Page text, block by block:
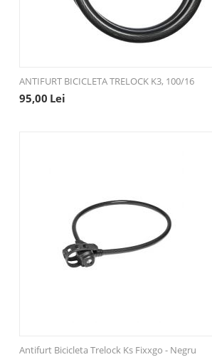
ANTIFURT BICICLETA TRELOCK K3, 100/16
95,00 Lei
Antifurt Bicicleta Trelock Ks Fixxgo - Negru